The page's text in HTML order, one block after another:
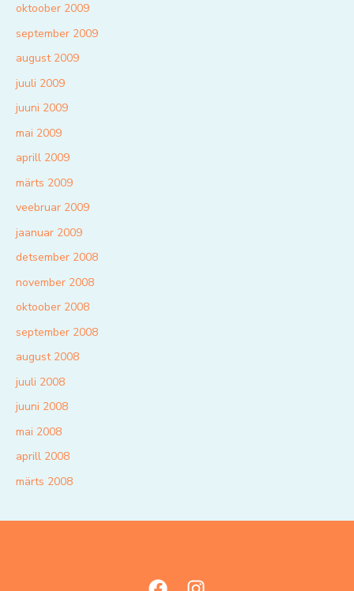
oktoober 2009
september 2009
august 2009
juuli 2009
juuni 2009
mai 2009
aprill 2009
märts 2009
veebruar 2009
jaanuar 2009
detsember 2008
november 2008
oktoober 2008
september 2008
august 2008
juuli 2008
juuni 2008
mai 2008
aprill 2008
märts 2008